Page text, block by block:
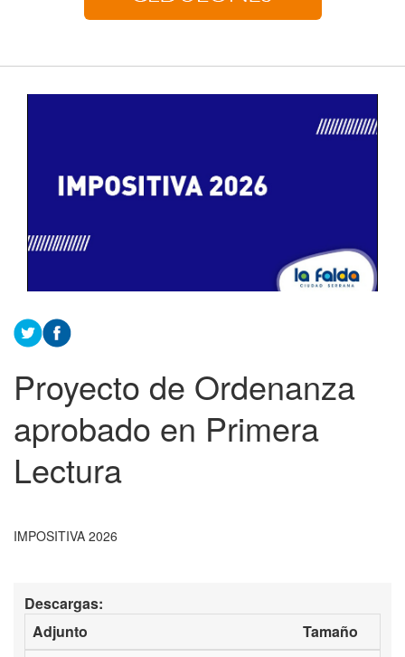
Proyecto de Ordenanza
aprobado en Primera
Lectura
IMPOSITIVA 2026
Descargas:
Adjunto
Tamaño